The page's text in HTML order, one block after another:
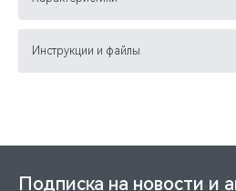
Инструкции и файлы
Подписка на новости и